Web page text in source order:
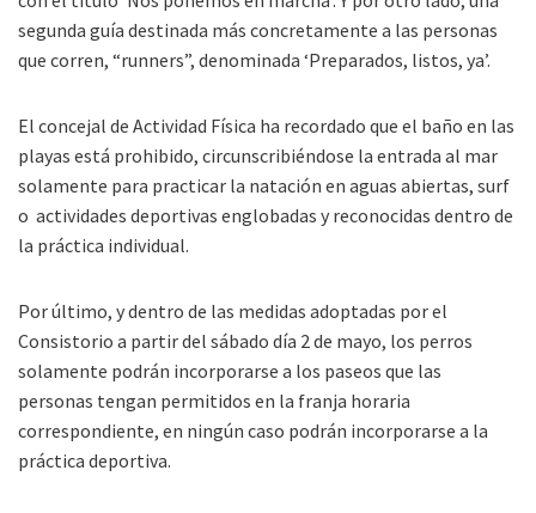
segunda guía destinada más concretamente a las personas
que corren, “runners”, denominada ‘Preparados, listos, ya’.
El concejal de Actividad Física ha recordado que el baño en las
playas está prohibido, circunscribiéndose la entrada al mar
solamente para practicar la natación en aguas abiertas, surf
o actividades deportivas englobadas y reconocidas dentro de
la práctica individual.
Por último, y dentro de las medidas adoptadas por el
Consistorio a partir del sábado día 2 de mayo, los perros
solamente podrán incorporarse a los paseos que las
personas tengan permitidos en la franja horaria
correspondiente, en ningún caso podrán incorporarse a la
práctica deportiva.